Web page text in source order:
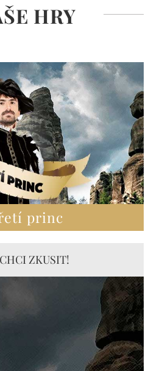
HRY
princ
ZKUSIT!